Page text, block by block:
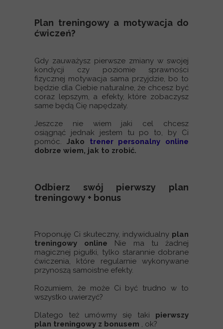
Plan treningowy a motywacja do
ćwiczeń?
Gdy zauważysz pierwsze zmiany w swojej
kondycji czy poziomie sprawności
fizycznej motywacja sama przyjdzie, bo to
będzie dla Ciebie naturalne, że chcesz być
coraz lepszym, a efekty, które zobaczysz
same będą Cię napędzały.
Jeszcze nie wiem jaki cel chcesz
osiągnąć jednak jestem tu po to, by Ci
pomóc. Jako trener personalny online
dobrze wiem, jak to zrobić.
Odbierz swój pierwszy plan
treningowy + bonus
Proponuję Ci skuteczny, indywidualny plan
treningowy online Nie ma tu żadnej
magicznej pigułki, tylko starannie dobrane
ćwiczenia, które regularnie wykonywane
przynoszą samoistne efekty.
Rozumiem, że może Ci być trudno w to
wszystko uwierzyć?
Dlatego też umówmy się taki pierwszy
plan treningowy z bonusem , ok?